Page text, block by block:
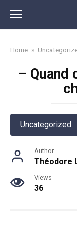
content
Home »
– Quand
Uncategorized
Author
Théodore
Views
36